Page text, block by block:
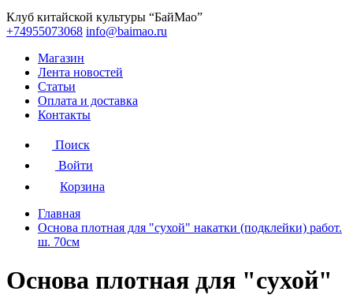
Клуб китайской культуры “БайМао”
+74955073068 info@baimao.ru
Магазин
Лента новостей
Статьи
Оплата и доставка
Контакты
Поиск
Войти
Корзина
Главная
Основа плотная для "сухой" накатки (подклейки) работ.
ш. 70см
Основа плотная для "сухой"